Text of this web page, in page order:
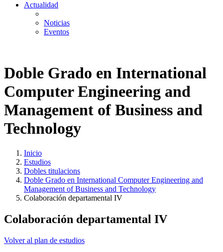
Actualidad
Noticias
Eventos
Doble Grado en International
Computer Engineering and
Management of Business and
Technology
Inicio
Estudios
Dobles titulacions
Doble Grado en International Computer Engineering and
Management of Business and Technology
Colaboración departamental IV
Colaboración departamental IV
Volver al plan de estudios